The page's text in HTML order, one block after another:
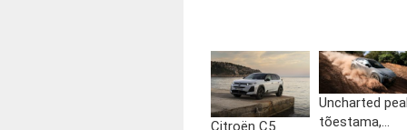
Citroën C5
Uncharted
tõestama,...